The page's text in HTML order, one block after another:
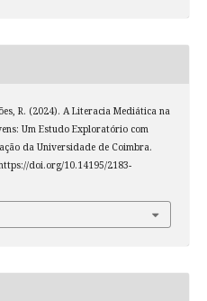
R. (2024). A Literacia Mediática na
Um Estudo Exploratório com
da Universidade de Coimbra.
doi.org/10.14195/2183-